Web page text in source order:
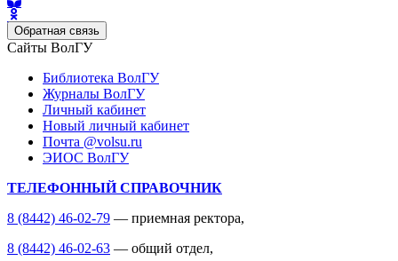
Обратная связь
Сайты ВолГУ
Библиотека ВолГУ
Журналы ВолГУ
Личный кабинет
Новый личный кабинет
Почта @volsu.ru
ЭИОС ВолГУ
ТЕЛЕФОННЫЙ СПРАВОЧНИК
8 (8442) 46-02-79 — приемная ректора,
8 (8442) 46-02-63 — общий отдел,